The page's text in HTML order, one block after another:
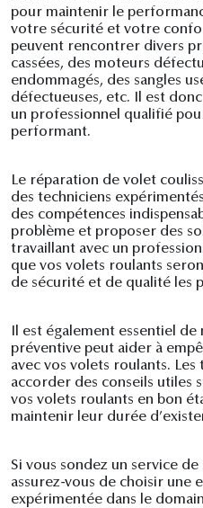
pour maintenir le
votre sécurité et votre
peuvent rencontrer divers
cassées, des moteurs
endommagés, des sangles
défectueuses, etc. Il est
un professionnel qualifié
performant.
Le réparation de volet
des techniciens
des compétences
problème et proposer des
travaillant avec un
que vos volets roulants
de sécurité et de qualité les
Il est également essentiel
préventive peut aider à
avec vos volets roulants.
accorder des conseils utiles
vos volets roulants en bon
maintenir leur durée
Si vous sondez un service
assurez-vous de choisir une
expérimentée dans le